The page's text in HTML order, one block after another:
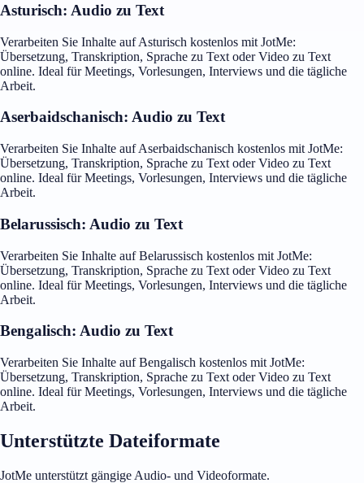
Asturisch: Audio zu Text
Verarbeiten Sie Inhalte auf Asturisch kostenlos mit JotMe:
Übersetzung, Transkription, Sprache zu Text oder Video zu Text
online. Ideal für Meetings, Vorlesungen, Interviews und die tägliche
Arbeit.
Aserbaidschanisch: Audio zu Text
Verarbeiten Sie Inhalte auf Aserbaidschanisch kostenlos mit JotMe:
Übersetzung, Transkription, Sprache zu Text oder Video zu Text
online. Ideal für Meetings, Vorlesungen, Interviews und die tägliche
Arbeit.
Belarussisch: Audio zu Text
Verarbeiten Sie Inhalte auf Belarussisch kostenlos mit JotMe:
Übersetzung, Transkription, Sprache zu Text oder Video zu Text
online. Ideal für Meetings, Vorlesungen, Interviews und die tägliche
Arbeit.
Bengalisch: Audio zu Text
Verarbeiten Sie Inhalte auf Bengalisch kostenlos mit JotMe:
Übersetzung, Transkription, Sprache zu Text oder Video zu Text
online. Ideal für Meetings, Vorlesungen, Interviews und die tägliche
Arbeit.
Unterstützte Dateiformate
JotMe unterstützt gängige Audio- und Videoformate.